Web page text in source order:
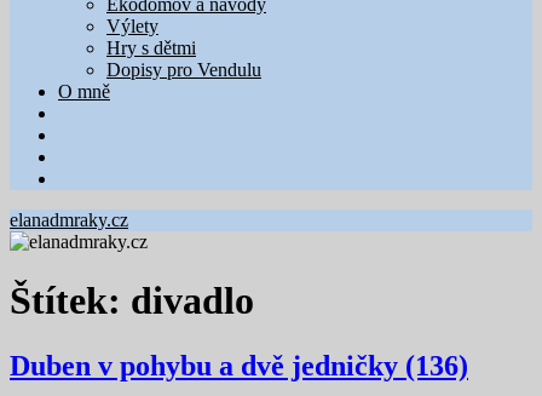
Ekodomov a návody
Výlety
Hry s dětmi
Dopisy pro Vendulu
O mně
elanadmraky.cz
Štítek: divadlo
Duben v pohybu a dvě jedničky (136)